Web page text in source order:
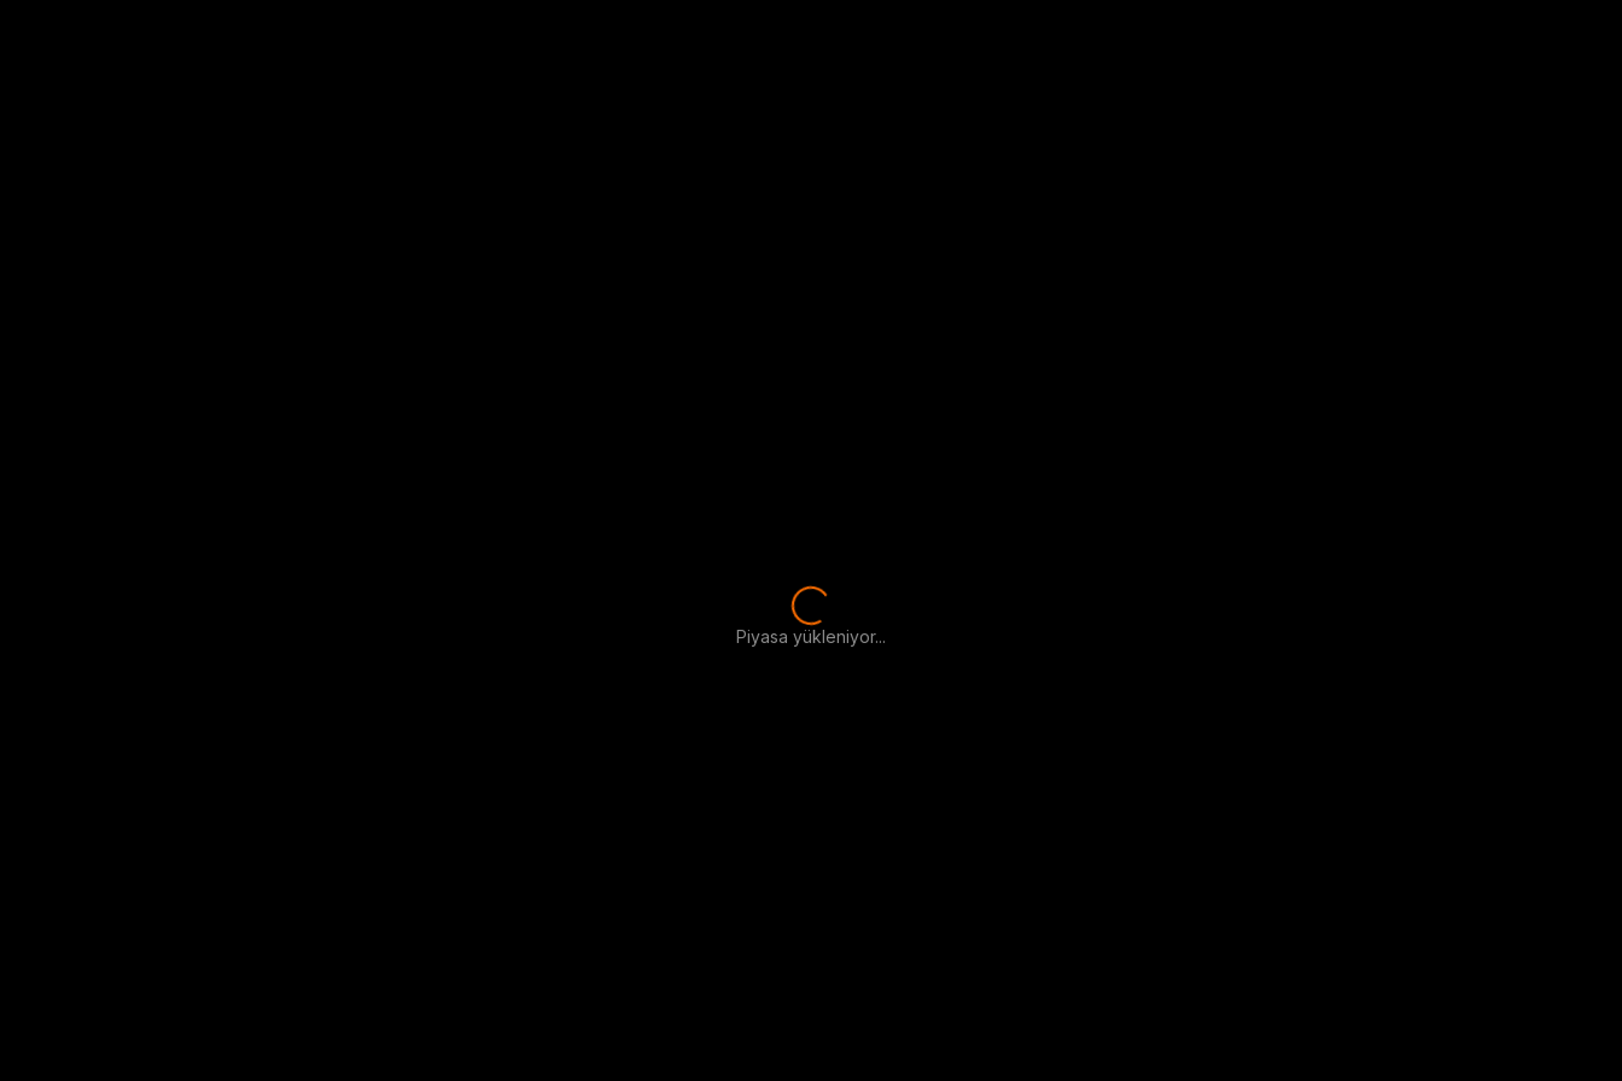
Piyasa yükleniyor...